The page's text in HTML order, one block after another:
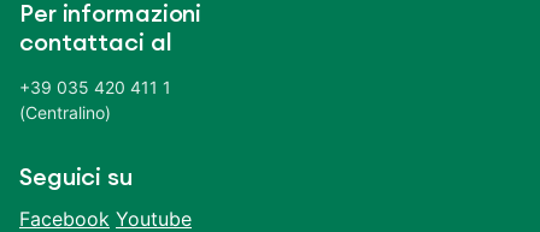
Per informazioni
contattaci al
+39 035 420 411 1
(Centralino)
Seguici su
Facebook Youtube